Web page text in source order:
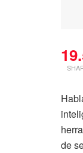
de